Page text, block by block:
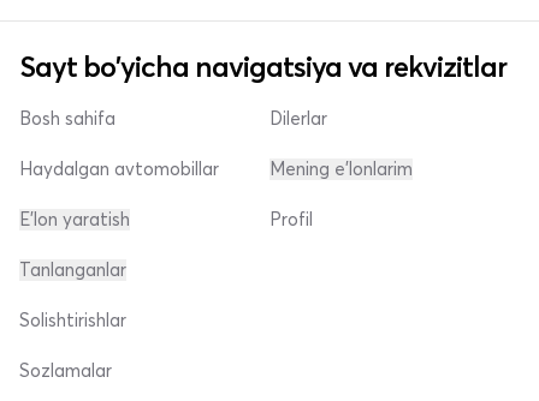
Sayt bo'yicha navigatsiya va rekvizitlar
Bosh sahifa
Haydalgan avtomobillar
E'lon yaratish
Dilerlar
Mening e'lonlarim
Profil
Tanlanganlar
Solishtirishlar
Sozlamalar